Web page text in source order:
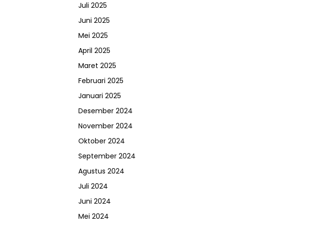
Juli 2025
Juni 2025
Mei 2025
April 2025
Maret 2025
Februari 2025
Januari 2025
Desember 2024
November 2024
Oktober 2024
September 2024
Agustus 2024
Juli 2024
Juni 2024
Mei 2024